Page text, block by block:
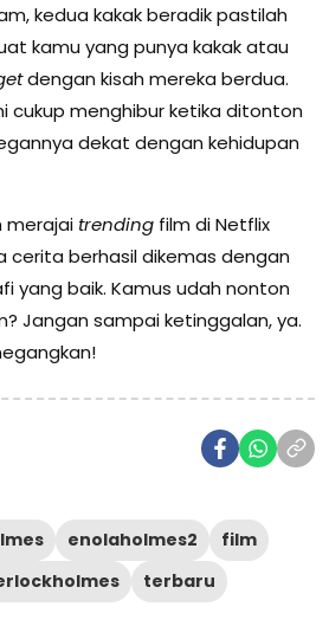
kedua kakak beradik pastilah
kamu yang punya kakak atau
dengan kisah mereka berdua.
cukup menghibur ketika ditonton
dekat dengan kehidupan
merajai trending film di Netflix
cerita berhasil dikemas dengan
yang baik. Kamus udah nonton
Jangan sampai ketinggalan, ya.
enolaholmes2
film
terbaru